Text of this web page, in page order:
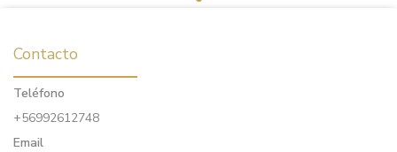
Contacto
Teléfono
+56992612748
Email